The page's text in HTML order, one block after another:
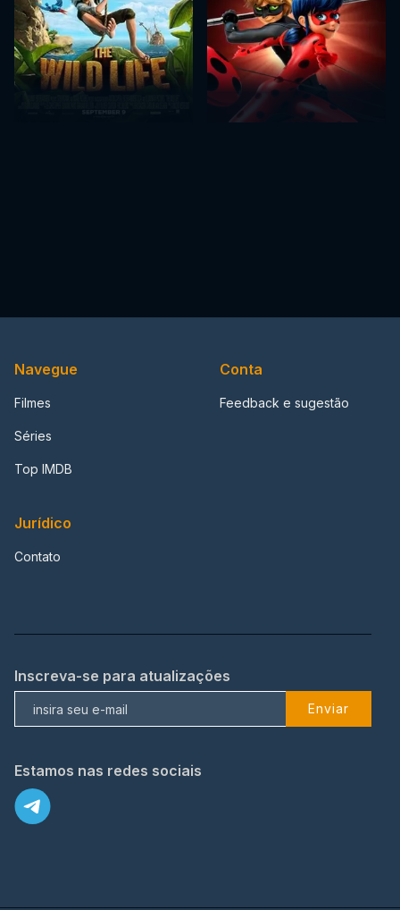
Navegue
Filmes
Séries
Top IMDB
Conta
Feedback e sugestão
Jurídico
Contato
Inscreva-se para atualizações
Enviar
Estamos nas redes sociais